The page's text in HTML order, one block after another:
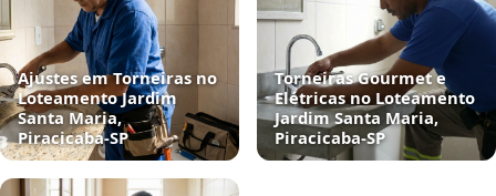
Ajustes em Torneiras no
Loteamento Jardim
Santa Maria,
Piracicaba‑SP
Torneiras Gourmet e
Elétricas no Loteamento
Jardim Santa Maria,
Piracicaba‑SP